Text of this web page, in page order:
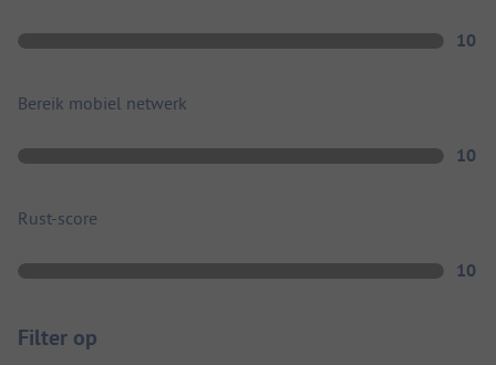
10
Bereik mobiel netwerk
10
Rust-score
10
Filter op